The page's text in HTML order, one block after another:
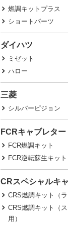
燃調キットプラス
ショートパーツ
ダイハツ
ミゼット
ハロー
三菱
シルバーピジョン
FCRキャブレター
FCR燃調キット
FCR逆転蘇生キット
CRスペシャルキ
CRS燃調キット（ラ
CRS燃調キット（
用）